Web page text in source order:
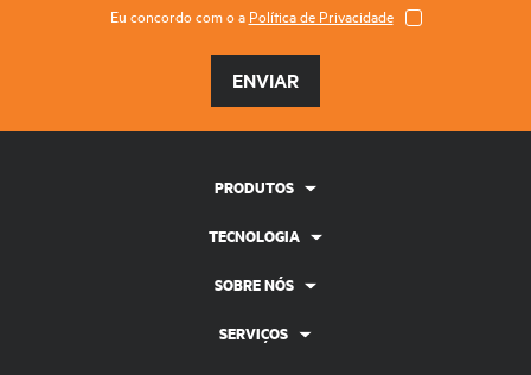
Eu concordo com o a Política de Privacidade
ENVIAR
PRODUTOS
TECNOLOGIA
SOBRE NÓS
SERVIÇOS